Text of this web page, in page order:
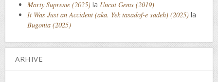
Marty Supreme (2025) la Uncut Gems (2019)
It Was Just an Accident (aka. Yek tasadof-e sadeh) (2025) la
Bugonia (2025)
ARHIVE